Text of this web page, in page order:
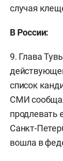
случая
В России:
9. Глава
список
СМИ
продлевать
Санкт-
вошла в